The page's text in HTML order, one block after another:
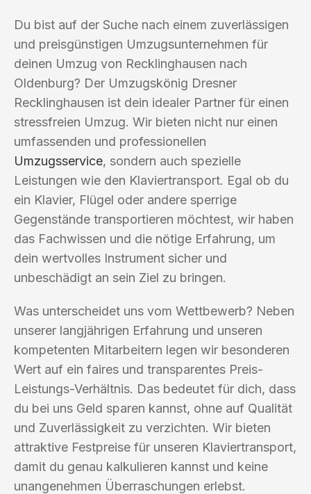
Du bist auf der Suche nach einem zuverlässigen
und preisgünstigen Umzugsunternehmen für
deinen Umzug von Recklinghausen nach
Oldenburg? Der Umzugskönig Dresner
Recklinghausen ist dein idealer Partner für einen
stressfreien Umzug. Wir bieten nicht nur einen
umfassenden und professionellen
Umzugsservice, sondern auch spezielle
Leistungen wie den Klaviertransport. Egal ob du
ein Klavier, Flügel oder andere sperrige
Gegenstände transportieren möchtest, wir haben
das Fachwissen und die nötige Erfahrung, um
dein wertvolles Instrument sicher und
unbeschädigt an sein Ziel zu bringen.
Was unterscheidet uns vom Wettbewerb? Neben
unserer langjährigen Erfahrung und unseren
kompetenten Mitarbeitern legen wir besonderen
Wert auf ein faires und transparentes Preis-
Leistungs-Verhältnis. Das bedeutet für dich, dass
du bei uns Geld sparen kannst, ohne auf Qualität
und Zuverlässigkeit zu verzichten. Wir bieten
attraktive Festpreise für unseren Klaviertransport,
damit du genau kalkulieren kannst und keine
unangenehmen Überraschungen erlebst.